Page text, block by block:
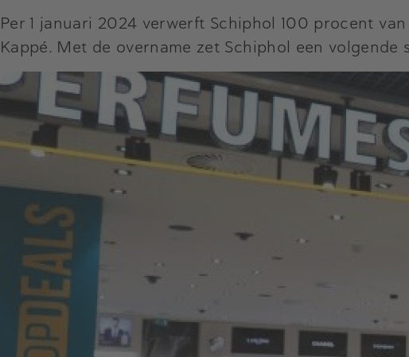
Per 1 januari 2024 verwerft Schiphol 100 procent
Kappé. Met de overname zet Schiphol een